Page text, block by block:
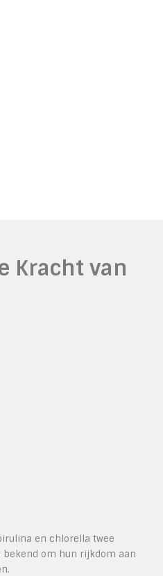
Kracht van
en chlorella twee
bekend om hun rijkdom aan